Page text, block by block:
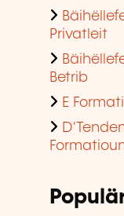
Privatleit
Betrib
E